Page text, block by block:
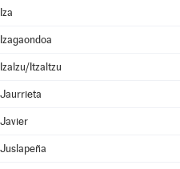
Iza
Izagaondoa
Izalzu/Itzaltzu
Jaurrieta
Javier
Juslapeña